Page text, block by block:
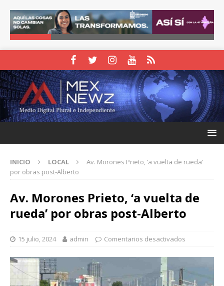
INICIO LOCAL
Av. Morones Prieto, ‘a vuelta de rueda’
por obras post-Alberto
Av. Morones Prieto, ‘a vuelta de
rueda’ por obras post-Alberto
15 julio, 2024 admin Comentarios desactivados